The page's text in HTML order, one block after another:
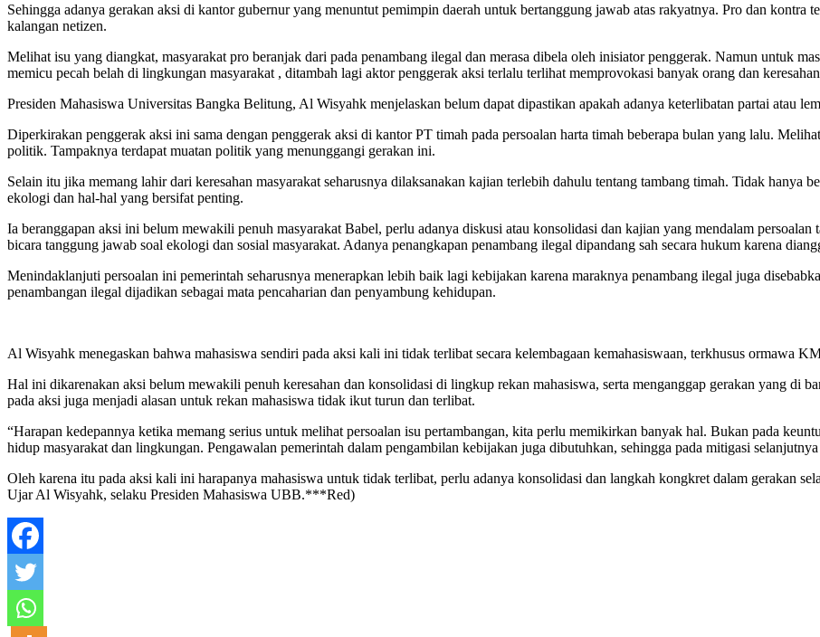
Sehingga adanya gerakan aksi di kantor gubernur yang menuntut pemimpin daerah untuk bertanggung jawab atas rakyatnya. Pro dan kontra
kalangan netizen.
Melihat isu yang diangkat, masyarakat pro beranjak dari pada penambang ilegal dan merasa dibela oleh inisiator penggerak. Namun untuk
memicu pecah belah di lingkungan masyarakat , ditambah lagi aktor penggerak aksi terlalu terlihat memprovokasi banyak orang dan
Presiden Mahasiswa Universitas Bangka Belitung, Al Wisyahk menjelaskan belum dapat dipastikan apakah adanya keterlibatan partai atau
Diperkirakan penggerak aksi ini sama dengan penggerak aksi di kantor PT timah pada persoalan harta timah beberapa bulan yang lalu.
politik. Tampaknya terdapat muatan politik yang menunggangi gerakan ini.
Selain itu jika memang lahir dari keresahan masyarakat seharusnya dilaksanakan kajian terlebih dahulu tentang tambang timah. Tidak hanya
ekologi dan hal-hal yang bersifat penting.
Ia beranggapan aksi ini belum mewakili penuh masyarakat Babel, perlu adanya diskusi atau konsolidasi dan kajian yang mendalam
bicara tanggung jawab soal ekologi dan sosial masyarakat. Adanya penangkapan penambang ilegal dipandang sah secara hukum karena
Menindaklanjuti persoalan ini pemerintah seharusnya menerapkan lebih baik lagi kebijakan karena maraknya penambang ilegal juga
penambangan ilegal dijadikan sebagai mata pencaharian dan penyambung kehidupan.
Al Wisyahk menegaskan bahwa mahasiswa sendiri pada aksi kali ini tidak terlibat secara kelembagaan kemahasiswaan, terkhusus ormawa
Hal ini dikarenakan aksi belum mewakili penuh keresahan dan konsolidasi di lingkup rekan mahasiswa, serta menganggap gerakan yang di
pada aksi juga menjadi alasan untuk rekan mahasiswa tidak ikut turun dan terlibat.
“Harapan kedepannya ketika memang serius untuk melihat persoalan isu pertambangan, kita perlu memikirkan banyak hal. Bukan pada
hidup masyarakat dan lingkungan. Pengawalan pemerintah dalam pengambilan kebijakan juga dibutuhkan, sehingga pada mitigasi
Oleh karena itu pada aksi kali ini harapanya mahasiswa untuk tidak terlibat, perlu adanya konsolidasi dan langkah kongkret dalam gerakan
Ujar Al Wisyahk, selaku Presiden Mahasiswa UBB.***Red)